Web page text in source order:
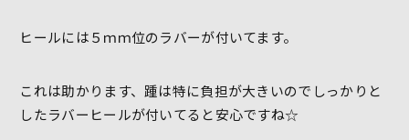
ヒールには５ｍｍ位のラバーが付いてます。
これは助かります、踵は特に負担が大きいのでしっかりと
したラバーヒールが付いてると安心ですね☆